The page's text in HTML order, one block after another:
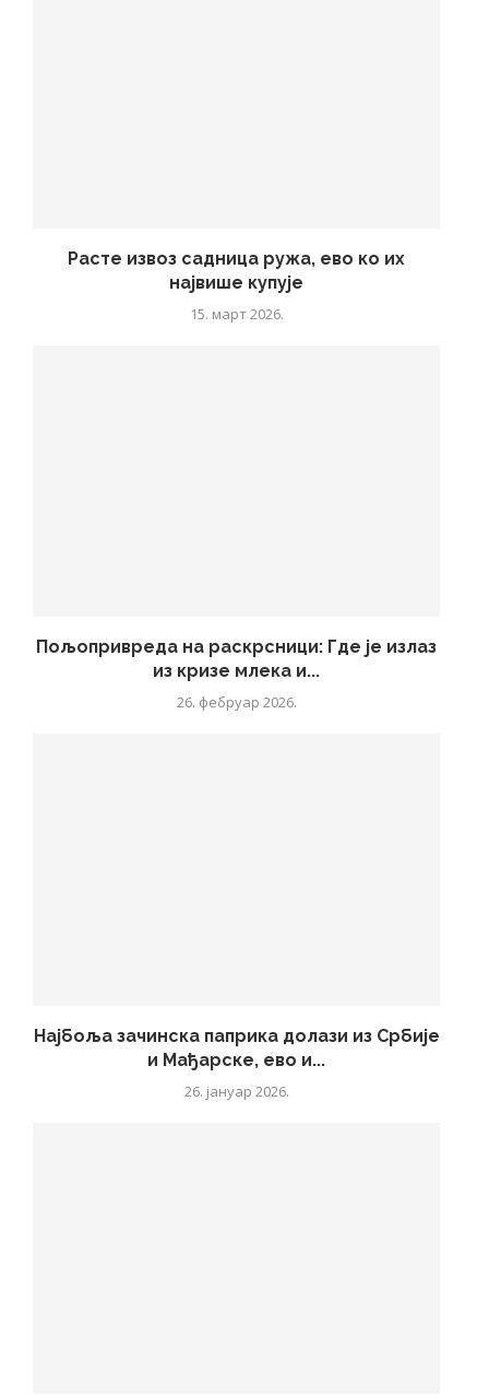
Расте извоз садница ружа, ево ко их
највише купује
15. март 2026.
Пољопривреда на раскрсници: Где је излаз
из кризе млека и...
26. фебруар 2026.
Најбоља зачинска паприка долази из Србије
и Мађарске, ево и...
26. јануар 2026.